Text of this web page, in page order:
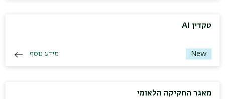
טקדין AI
New מידע נוסף
מאגר החקיקה הלאומי